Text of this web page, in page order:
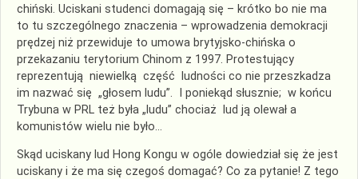
chiński. Uciskani studenci domagają się – krótko bo nie ma
to tu szczególnego znaczenia – wprowadzenia demokracji
prędzej niż przewiduje to umowa brytyjsko-chińska o
przekazaniu terytorium Chinom z 1997. Protestujący
reprezentują niewielką część ludności co nie przeszkadza
im nazwać się „głosem ludu”. I poniekąd słusznie; w końcu
Trybuna w PRL też była „ludu” chociaż lud ją olewał a
komunistów wielu nie było…
Skąd uciskany lud Hong Kongu w ogóle dowiedział się że jest
uciskany i że ma się czegoś domagać? Co za pytanie! Z tego